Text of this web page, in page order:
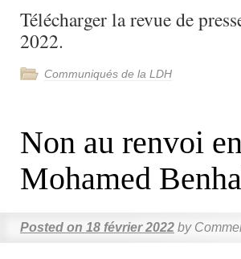
Télécharger la revue de
2022.
Communiqués de la LDH
Non au renvoi
Mohamed
Posted on 18 février 2022 by